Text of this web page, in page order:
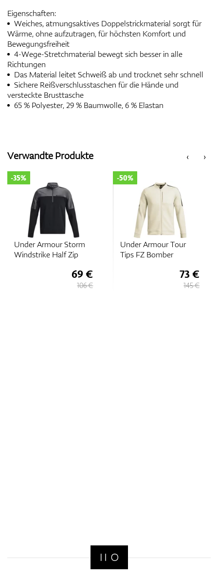
Eigenschaften:
Weiches, atmungsaktives Doppelstrickmaterial sorgt für
Wärme, ohne aufzutragen, für höchsten Komfort und
Bewegungsfreiheit
4-Wege-Stretchmaterial bewegt sich besser in alle
Richtungen
Das Material leitet Schweiß ab und trocknet sehr schnell
Sichere Reißverschlusstaschen für die Hände und
versteckte Brusttasche
65 % Polyester, 29 % Baumwolle, 6 % Elastan
‹
Verwandte Produkte ›
Under Armour Storm
Windstrike Half Zip
-35%
69 €
106 €
Under Armour Tour
Tips FZ Bomber
-50%
73 €
145 €